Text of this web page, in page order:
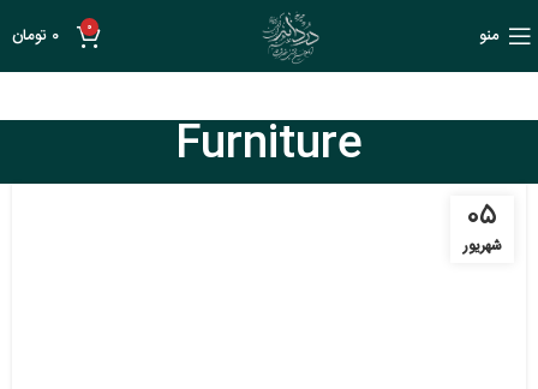
منو 0
0 تومان
Furniture
۰۵
شهریور